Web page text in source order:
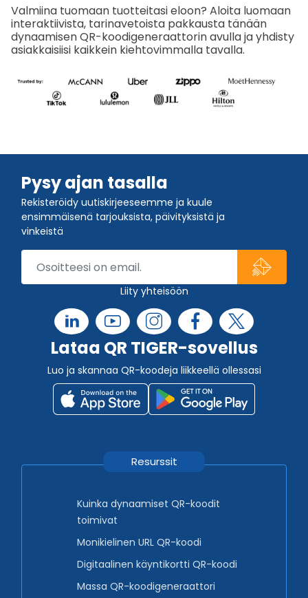
Valmiina tuomaan tuotteitasi eloon? Aloita luomaan
interaktiivista, tarinavetoista pakkausta tänään
dynaamisen QR-koodigeneraattorin avulla ja yhdisty
asiakkaisiisi kaikkein kiehtovimmalla tavalla.
Pysy ajan tasalla
Rekisteröidy uutiskirjeeseemme ja kuule
ensimmäisenä tarjouksista, päivityksistä ja
vinkeistä
Liity yhteisöön
Lataa QR TIGER-sovellus
Luo ja skannaa QR-koodeja liikkeellä ollessasi
Resurssit
Kuinka dynaamiset QR-koodit
toimivat
Monikielinen URL QR-koodi
Digitaalinen käyntikortti QR-koodi
Massa QR-koodigeneraattori